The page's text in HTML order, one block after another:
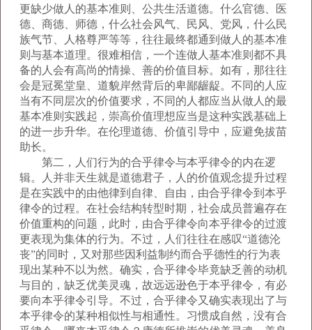
更缺少做人的基本准则、公共生活道德。什么官德、医
德、商德、师德，什么社会风气、民风、党风，什么民
族气节、人格尊严等等，往往最终都通到做人的基本准
则与基本道理。很难相信，一个连做人基本准则都不具
备的人会有高尚的情操、善的价值目标。如有，那往往
会是冠冕堂皇、道貌岸然背后的卑鄙龌龊。不同的人应
当有不同层次的价值要求，不同的人都应当从做人的最
基本准则实践起，崇高价值理想应当是这种实践基础上
的进一步升华。在伦理道德、价值引导中，应避免拔苗
助长。
第二，人们行为的合乎律令与本乎律令的内在逻
辑。人并非天生就是道德君子，人的价值观念提升过程
是在实践中的由他律到自律、自由，由合乎律令到本乎
律令的过程。在社会结构转型时期，社会成员普遍存在
价值重构的问题，此时，由合乎律令向本乎律令的过渡
更表现为集体的行为。不过，人们往往在感叹“道德沦
丧”的同时，又对那些因利益制约而合乎德性的行为表
现出某种不以为然。确实，合乎律令毕竟缺乏善的动机
与目的，缺乏优美灵魂，故远远逊色于本乎律令，有必
要向本乎律令引导。不过，合乎律令又确实表现出了与
本乎律令的某种相似性与相通性。习惯成自然，没有合